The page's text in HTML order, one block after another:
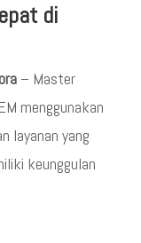
di
– Master
menggunakan
layanan yang
keunggulan